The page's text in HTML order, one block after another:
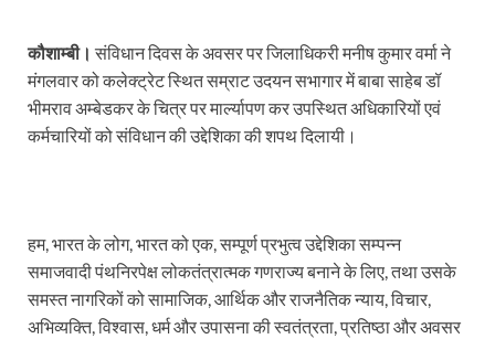
कौशाम्बी। संविधान दिवस के अवसर पर जिलाधिकरी मनीष कुमार वर्मा ने
मंगलवार को कलेक्ट्रेट स्थित सम्राट उदयन सभागार में बाबा साहेब डॉ
भीमराव अम्बेडकर के चित्र पर मार्ल्यापण कर उपस्थित अधिकारियों एवं
कर्मचारियों को संविधान की उद्देशिका की शपथ दिलायी।
हम, भारत के लोग, भारत को एक, सम्पूर्ण प्रभुत्व उद्देशिका सम्पन्न
समाजवादी पंथनिरपेक्ष लोकतंत्रात्मक गणराज्य बनाने के लिए, तथा उसके
समस्त नागरिकों को सामाजिक, आर्थिक और राजनैतिक न्याय, विचार,
अभिव्यक्ति, विश्वास, धर्म और उपासना की स्वतंत्रता, प्रतिष्ठा और अवसर